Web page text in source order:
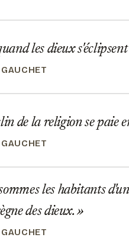
les dieux
de la religion se paie
les habitants
des dieux.